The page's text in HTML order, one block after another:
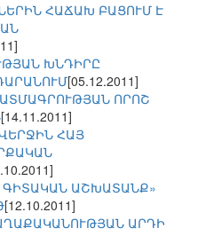
ՀԱՃԱԽ ԲԱՑՈՒՄ Է
ԽՆԴԻՐԸ
[05.12.2011]
ՈՐՈՇ
[14.11.2011]
ՀԱՅ
ԳԻՏԱԿԱՆ ԱՇԽԱՏԱՆՔ»
[12.10.2011]
ԱՐԴԻ